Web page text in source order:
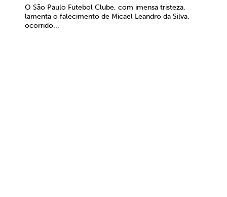
O São Paulo Futebol Clube, com imensa tristeza,
lamenta o falecimento de Micael Leandro da Silva,
ocorrido...